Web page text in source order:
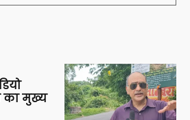
का मुख्य